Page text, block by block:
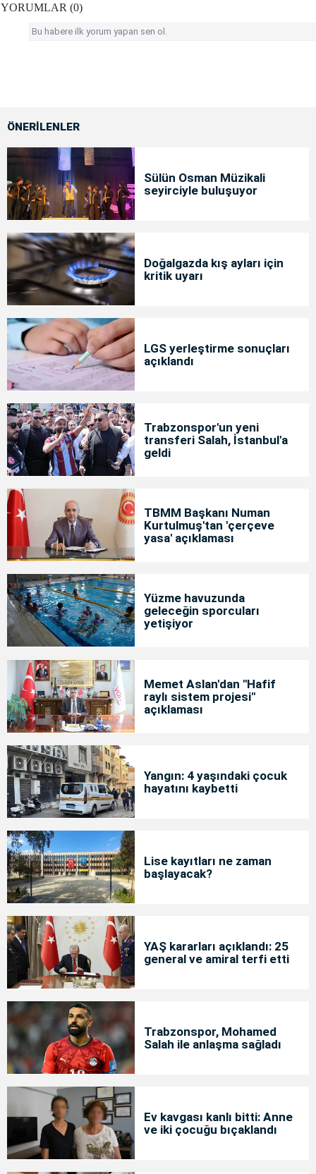
YORUMLAR (0)
Bu habere ilk yorum yapan sen ol.
ÖNERİLENLER
Sülün Osman Müzikali
seyirciyle buluşuyor
Doğalgazda kış ayları için
kritik uyarı
LGS yerleştirme sonuçları
açıklandı
Trabzonspor'un yeni
transferi Salah, İstanbul'a
geldi
TBMM Başkanı Numan
Kurtulmuş'tan 'çerçeve
yasa' açıklaması
Yüzme havuzunda
geleceğin sporcuları
yetişiyor
Memet Aslan'dan "Hafif
raylı sistem projesi"
açıklaması
Yangın: 4 yaşındaki çocuk
hayatını kaybetti
Lise kayıtları ne zaman
başlayacak?
YAŞ kararları açıklandı: 25
general ve amiral terfi etti
Trabzonspor, Mohamed
Salah ile anlaşma sağladı
Ev kavgası kanlı bitti: Anne
ve iki çocuğu bıçaklandı